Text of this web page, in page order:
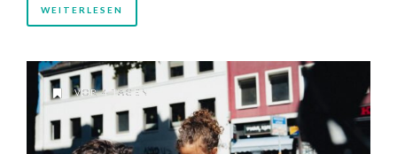
WEITERLESEN
VOR 4 TAGEN